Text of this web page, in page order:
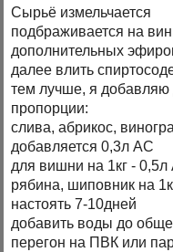
Сырьё измельчается
подбраживается на
дополнительных
далее влить
тем лучше, я добавляю
пропорции:
слива, абрикос,
добавляется 0,3л АС
для вишни на 1кг -
рябина, шиповник на
настоять 7-10дней
добавить воды до
перегон на ПВК или